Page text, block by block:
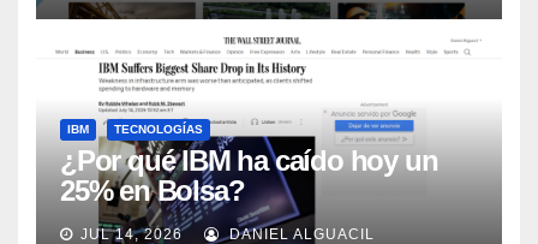
IBM TECNOLOGÍAS
¿Por qué IBM ha caído hoy un
25% en Bolsa?
JUL 14, 2026 DANIEL ALGUACIL